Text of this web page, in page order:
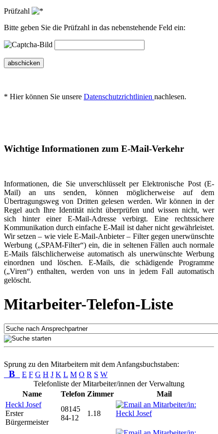
Prüfzahl
Bitte geben Sie die Prüfzahl in das nebenstehende Feld ein:
abschicken
* Hier können Sie unsere Datenschutzrichtlinien nachlesen.
Wichtige Informationen zum E-Mail-Verkehr
Informationen, die Sie unverschlüsselt per Elektronische Post (E-
Mail) an uns senden, können möglicherweise auf dem
Übertragungsweg von Dritten gelesen werden. Wir können in der
Regel auch Ihre Identität nicht überprüfen und wissen nicht, wer
sich hinter einer E-Mail-Adresse verbirgt. Eine rechtssichere
Kommunikation durch einfache E-Mail ist daher nicht gewährleistet.
Wir setzen – wie viele E-Mail-Anbieter – Filter gegen unerwünschte
Werbung („SPAM-Filter“) ein, die in seltenen Fällen auch normale
E-Mails fälschlicherweise automatisch als unerwünschte Werbung
einordnen und löschen. E-Mails, die schädigende Programme
(„Viren“) enthalten, werden von uns in jedem Fall automatisch
gelöscht.
Mitarbeiter-Telefon-Liste
Sprung zu den Mitarbeitern mit dem Anfangsbuchstaben:
B E F G H J K L M O R S W
Telefonliste der Mitarbeiter/innen der Verwaltung
Name
Telefon Zimmer
Mail
Heckl Josef
Erster
Bürgermeister
08145
84-12
1.18